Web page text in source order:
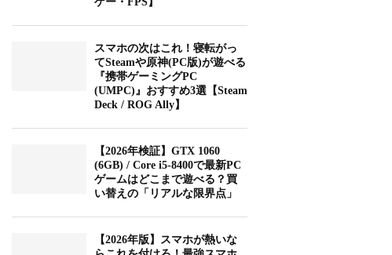
スマホの次はこれ！寝転がっ
てSteamや原神(PC版)が遊べる
『携帯ゲーミングPC
(UMPC)』おすすめ3選【Steam
Deck / ROG Ally】
【2026年検証】GTX 1060
(6GB) / Core i5-8400で最新PC
ゲームはどこまで遊べる？買
い替えの「リアルな限界点」
【2026年版】スマホが熱いな